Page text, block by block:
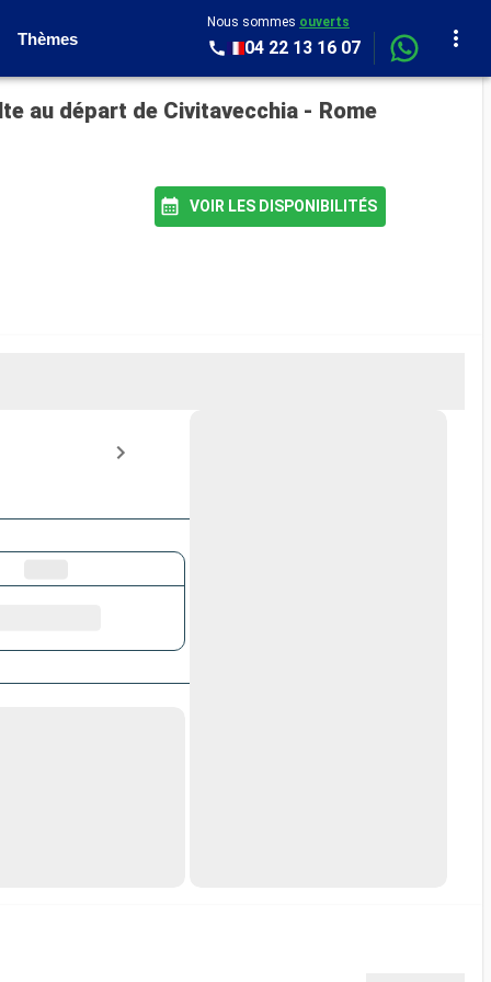
Thèmes
Nous sommes ouverts
04 22 13 16 07
au départ de Civitavecchia - Rome
VOIR LES DISPONIBILITÉS